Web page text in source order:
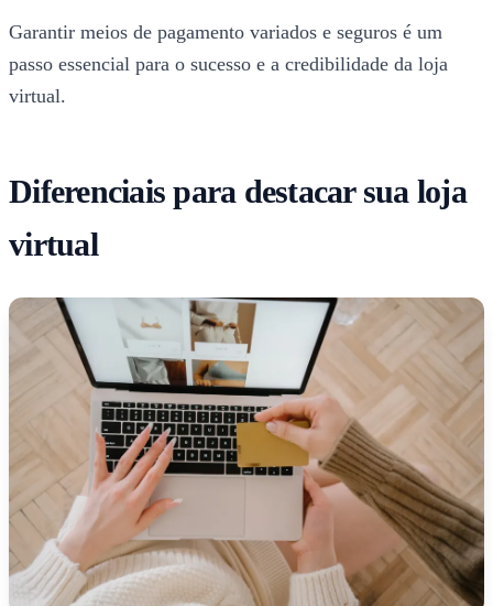
Garantir meios de pagamento variados e seguros é um
passo essencial para o sucesso e a credibilidade da loja
virtual.
Diferenciais para destacar sua loja
virtual